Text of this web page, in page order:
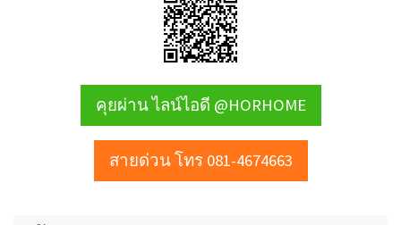
คุยผ่าน ไลน์ไอดี @HORHOME
สายด่วน โทร 081-4674663